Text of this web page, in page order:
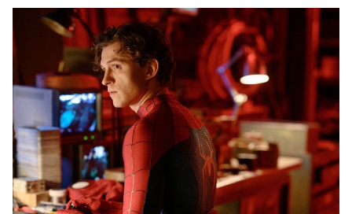
巨作《龍藏經》，都絕對值得深入探訪。這些特展有何
不容錯過的看點？《遠見》全整理。